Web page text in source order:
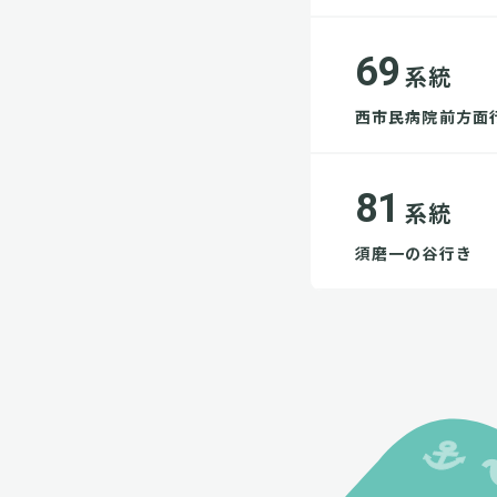
69 系統
西市民病院前方面
81 系統
須磨一の谷行き